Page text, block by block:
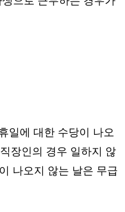
일에 대한 수당이 나오
장인의 경우 일하지 않
나오지 않는 날은 무급